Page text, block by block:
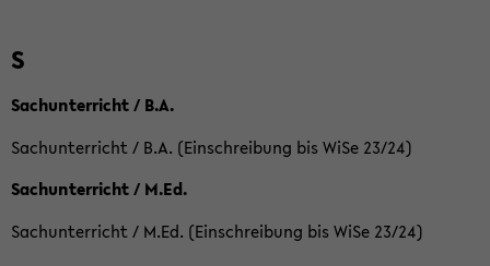
S
Sachunterricht / B.A.
Sachunterricht / B.A. (Einschreibung bis WiSe 23/24)
Sachunterricht / M.Ed.
Sachunterricht / M.Ed. (Einschreibung bis WiSe 23/24)